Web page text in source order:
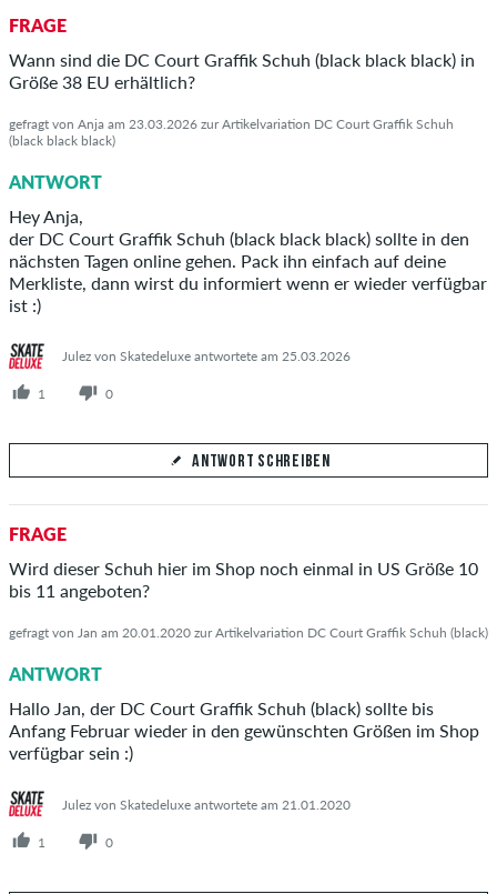
FRAGE
Wann sind die DC Court Graffik Schuh (black black black) in
Größe 38 EU erhältlich?
gefragt von Anja am 23.03.2026 zur Artikelvariation DC Court Graffik Schuh
(black black black)
ANTWORT
Hey Anja,
der DC Court Graffik Schuh (black black black) sollte in den
nächsten Tagen online gehen. Pack ihn einfach auf deine
Merkliste, dann wirst du informiert wenn er wieder verfügbar
ist :)
Julez von Skatedeluxe antwortete am 25.03.2026
1 0
ANTWORT SCHREIBEN
Deine Antwort
Beantworte hier die Frage von Anja
FRAGE
Wird dieser Schuh hier im Shop noch einmal in US Größe 10
bis 11 angeboten?
gefragt von Jan am 20.01.2020 zur Artikelvariation DC Court Graffik Schuh (black)
ANTWORT
Hallo Jan, der DC Court Graffik Schuh (black) sollte bis
Anfang Februar wieder in den gewünschten Größen im Shop
verfügbar sein :)
Julez von Skatedeluxe antwortete am 21.01.2020
1 0